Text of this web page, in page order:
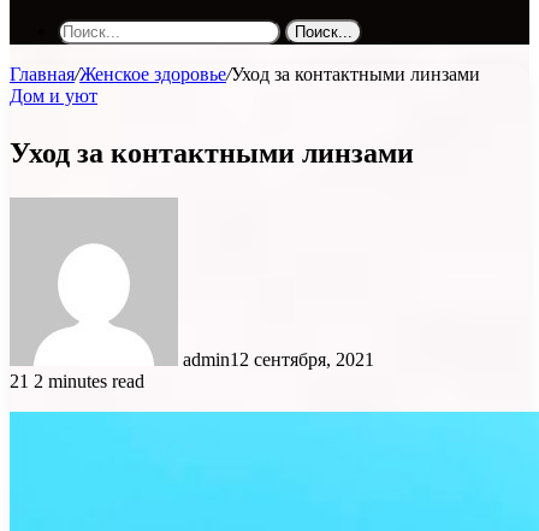
Поиск...
Главная/Женское здоровье/Уход за контактными линзами
Дом и уют
Уход за контактными линзами
admin12 сентября, 2021
21 2 minutes read